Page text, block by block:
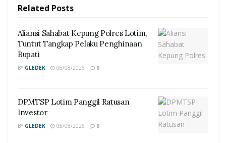
Related Posts
Aliansi Sahabat Kepung Polres Lotim,
Tuntut Tangkap Pelaku Penghinaan
Bupati
BY GLEDEK 06/08/2026 0
DPMTSP Lotim Panggil Ratusan
Investor
BY GLEDEK 05/08/2026 0